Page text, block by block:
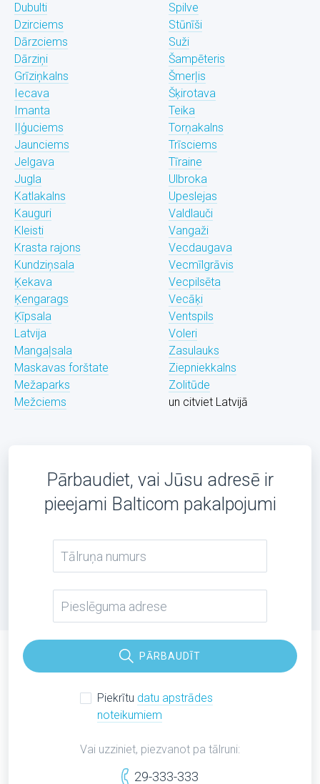
Dubulti
Dzirciems
Dārzciems
Dārziņi
Grīziņkalns
Iecava
Imanta
Iļģuciems
Jaunciems
Jelgava
Jugla
Katlakalns
Kauguri
Kleisti
Krasta rajons
Kundziņsala
Ķekava
Ķengarags
Ķīpsala
Latvija
Mangaļsala
Maskavas forštate
Mežaparks
Mežciems
Spilve
Stūnīši
Suži
Šampēteris
Šmerļis
Šķirotava
Teika
Torņakalns
Trīsciems
Tīraine
Ulbroka
Upeslejas
Valdlauči
Vangaži
Vecdaugava
Vecmīlgrāvis
Vecpilsēta
Vecāķi
Ventspils
Voleri
Zasulauks
Ziepniekkalns
Zolitūde
un citviet Latvijā
Pārbaudiet, vai Jūsu adresē ir
pieejami Balticom pakalpojumi
PĀRBAUDĪT
Piekrītu datu apstrādes
noteikumiem
Vai uzziniet, piezvanot pa tālruni:
29-333-333